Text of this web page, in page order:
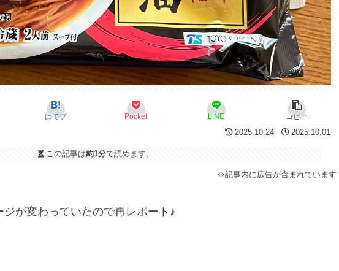
はてブ Pocket LINE
コピー
2025.10.24
2025.10.01
この記事は約1分で読めます。
※記事内に広告が含まれています
が変わっていたので再レポート♪